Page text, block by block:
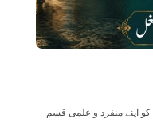
اپنے منفرد و علمی قسم